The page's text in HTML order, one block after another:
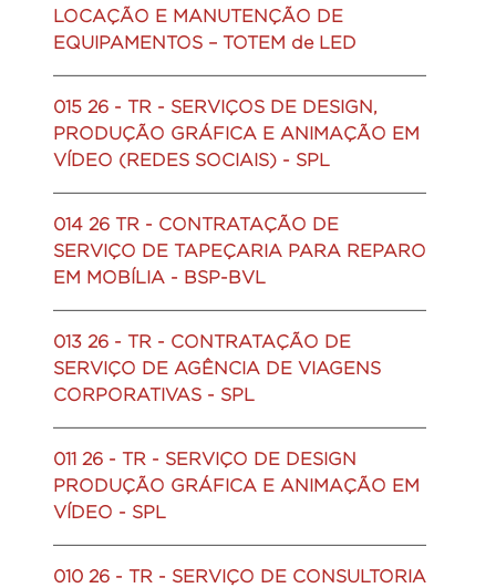
LOCAÇÃO E MANUTENÇÃO DE
EQUIPAMENTOS – TOTEM de LED
015 26 - TR - SERVIÇOS DE DESIGN,
PRODUÇÃO GRÁFICA E ANIMAÇÃO EM
VÍDEO (REDES SOCIAIS) - SPL
014 26 TR - CONTRATAÇÃO DE
SERVIÇO DE TAPEÇARIA PARA REPARO
EM MOBÍLIA - BSP-BVL
013 26 - TR - CONTRATAÇÃO DE
SERVIÇO DE AGÊNCIA DE VIAGENS
CORPORATIVAS - SPL
011 26 - TR - SERVIÇO DE DESIGN
PRODUÇÃO GRÁFICA E ANIMAÇÃO EM
VÍDEO - SPL
010 26 - TR - SERVIÇO DE CONSULTORIA